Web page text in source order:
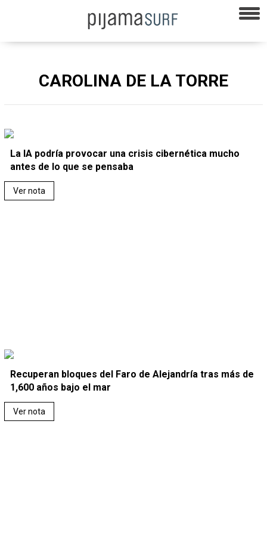
CAROLINA DE LA TORRE
La IA podría provocar una crisis cibernética mucho
antes de lo que se pensaba
Ver nota
Recuperan bloques del Faro de Alejandría tras más de
1,600 años bajo el mar
Ver nota